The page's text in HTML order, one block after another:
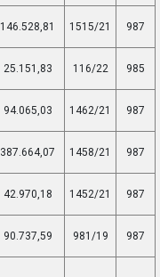
146.528,81 1515/21 987
25.151,83 116/22 985
94.065,03 1462/21 987
387.664,07 1458/21 987
42.970,18 1452/21 987
90.737,59 981/19 987